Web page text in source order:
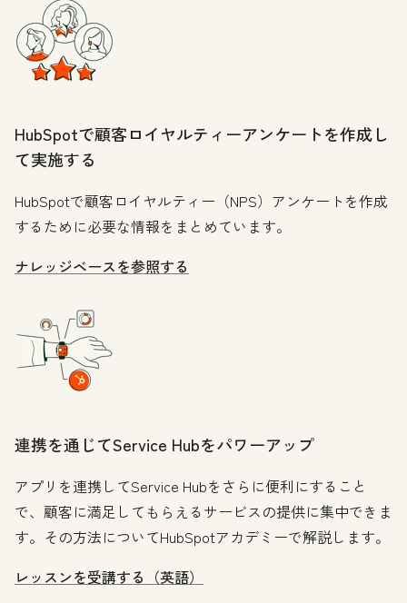
HubSpotで顧客ロイヤルティーアンケートを作成し
て実施する
HubSpotで顧客ロイヤルティー（NPS）アンケートを作成
するために必要な情報をまとめています。
ナレッジベースを参照する
連携を通じてService Hubをパワーアップ
アプリを連携してService Hubをさらに便利にすること
で、顧客に満足してもらえるサービスの提供に集中できま
す。その方法についてHubSpotアカデミーで解説します。
レッスンを受講する（英語）